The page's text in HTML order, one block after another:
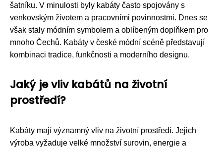
šatníku. V minulosti byly kabáty často spojovány s
venkovským životem a pracovními povinnostmi. Dnes se
však staly módním symbolem a oblíbeným doplňkem pro
mnoho Čechů. Kabáty v české módní scéně představují
kombinaci tradice, funkčnosti a moderního designu.
Jaký je vliv kabátů na životní
prostředí?
Kabáty mají významný vliv na životní prostředí. Jejich
výroba vyžaduje velké množství surovin, energie a